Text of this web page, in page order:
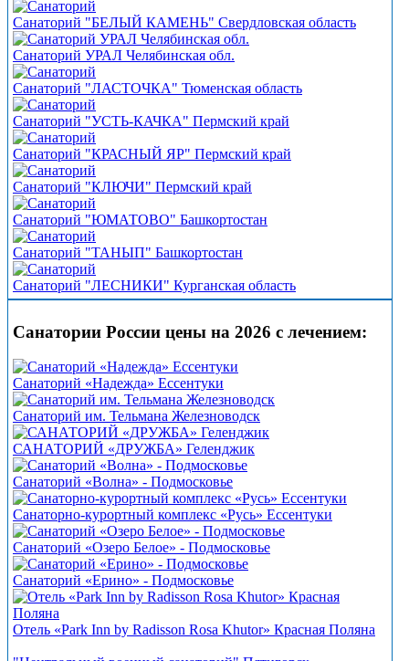
Санаторий "БЕЛЫЙ КАМЕНЬ" Свердловская область
Санаторий УРАЛ Челябинская обл.
Санаторий "ЛАСТОЧКА" Тюменская область
Санаторий "УСТЬ-КАЧКА" Пермский край
Санаторий "КРАСНЫЙ ЯР" Пермский край
Санаторий "КЛЮЧИ" Пермский край
Санаторий "ЮМАТОВО" Башкортостан
Санаторий "ТАНЫП" Башкортостан
Санаторий "ЛЕСНИКИ" Курганская область
Санатории России цены на 2026 с лечением:
Санаторий «Надежда» Ессентуки
Санаторий им. Тельмана Железноводск
САНАТОРИЙ «ДРУЖБА» Геленджик
Санаторий «Волна» - Подмосковье
Санаторно-курортный комплекс «Русь» Ессентуки
Санаторий «Озеро Белое» - Подмосковье
Санаторий «Ерино» - Подмосковье
Отель «Park Inn by Radisson Rosa Khutor» Красная Поляна